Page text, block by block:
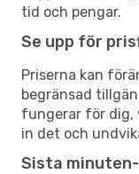
tid och pengar.
Se upp för
Priserna kan
begränsad
fungerar för dig,
in det och
Sista